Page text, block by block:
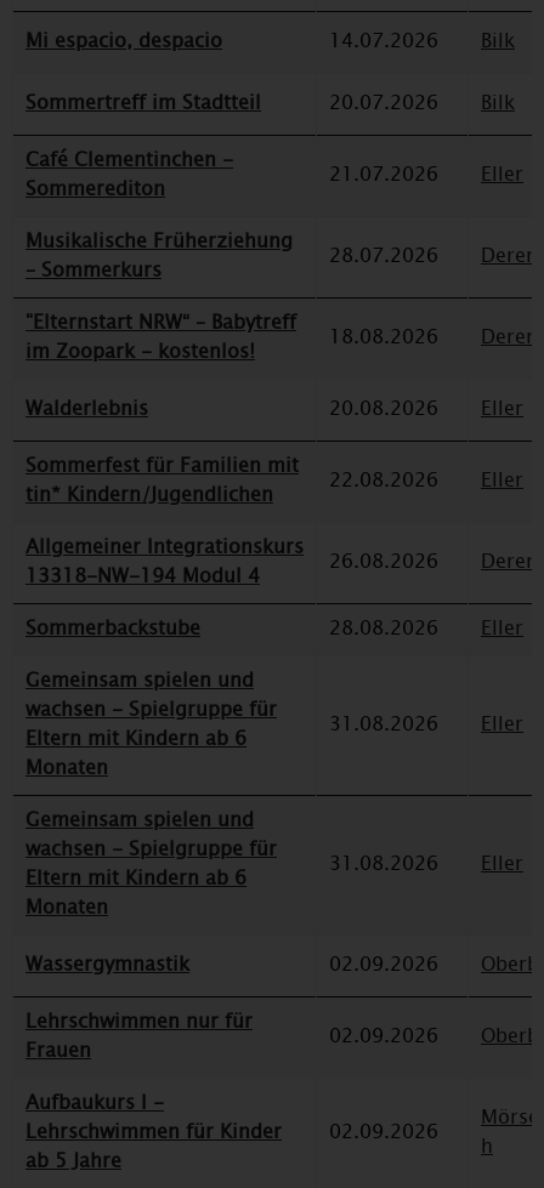
Mi espacio, despacio 14.07.2026 Bilk
Sommertreff im Stadtteil 20.07.2026
Bilk
Café Clementinchen -
Sommerediton
21.07.2026 Eller
Musikalische Früherziehung
– Sommerkurs
28.07.2026
"Elternstart NRW“ – Babytreff
im Zoopark - kostenlos!
18.08.2026
Walderlebnis 20.08.2026
Eller
Sommerfest für Familien mit
tin* Kindern/Jugendlichen
22.08.2026 Eller
Allgemeiner Integrationskurs
13318-NW-194 Modul 4
26.08.2026
Sommerbackstube 28.08.2026
Eller
Gemeinsam spielen und
wachsen - Spielgruppe für
Eltern mit Kindern ab 6
Monaten
31.08.2026 Eller
Gemeinsam spielen und
wachsen - Spielgruppe für
Eltern mit Kindern ab 6
Monaten
31.08.2026 Eller
Wassergymnastik 02.09.2026
Lehrschwimmen nur für
Frauen
02.09.2026
Aufbaukurs I -
Lehrschwimmen für Kinder
ab 5 Jahre
02.09.2026
h